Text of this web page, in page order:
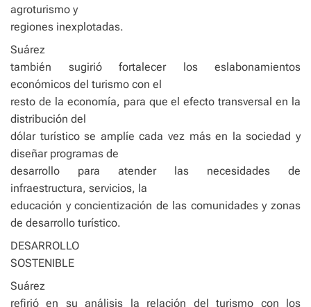
agroturismo y
regiones inexplotadas.
Suárez
también sugirió fortalecer los eslabonamientos
económicos del turismo con el
resto de la economía, para que el efecto transversal en la
distribución del
dólar turístico se amplíe cada vez más en la sociedad y
diseñar programas de
desarrollo para atender las necesidades de
infraestructura, servicios, la
educación y concientización de las comunidades y zonas
de desarrollo turístico.
DESARROLLO
SOSTENIBLE
Suárez
refirió en su análisis la relación del turismo con los